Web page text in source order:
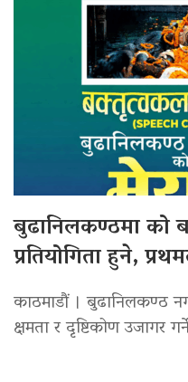
बुढानिलकण्ठमा को
प्रतियोगिता हुने,
काठमाडौं । बुढानिलकण्ठ
क्षमता र दृष्टिकोण उजागर